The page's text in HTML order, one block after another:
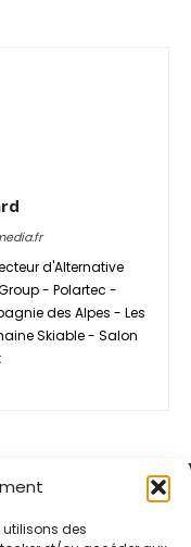
utilisons des
d'Alternative
- Polartec -
des Alpes - Les
Skiable - Salon